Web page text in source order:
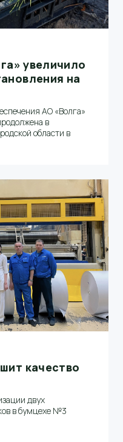
увеличило
на
АО «Волга»
в
области в
качество
двух
в бумцехе №3